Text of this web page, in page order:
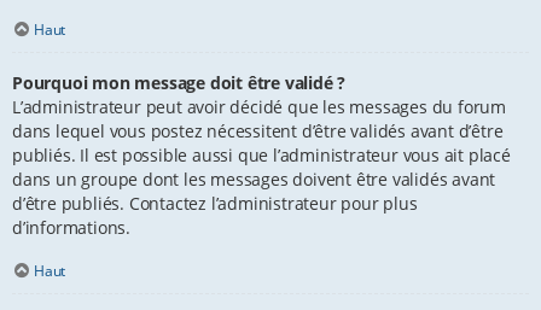
Haut
Pourquoi mon message doit être validé ?
L’administrateur peut avoir décidé que les messages du forum
dans lequel vous postez nécessitent d’être validés avant d’être
publiés. Il est possible aussi que l’administrateur vous ait placé
dans un groupe dont les messages doivent être validés avant
d’être publiés. Contactez l’administrateur pour plus
d’informations.
Haut